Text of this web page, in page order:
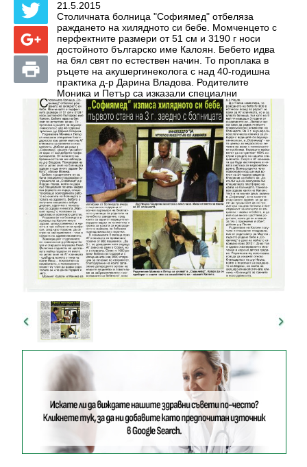
21.5.2015
Столичната болница "Софиямед" отбеляза
раждането на хилядното си бебе. Момченцето с
перфектните размери от 51 см и 3190 г носи
достойното българско име Калоян. Бебето идва
на бял свят по естествен начин. То проплака в
ръцете на акушергинеколога с над 40-годишна
практика д-р Дарина Владова. Родителите
Моника и Петър са изказали специални